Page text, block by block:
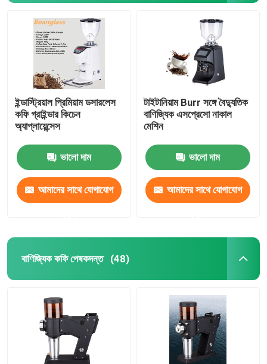
ইন্ডাস্ট্রিয়াল প্রিমিয়াম ডসারলেস
কফি গ্রাইন্ডার কিচেন
অ্যাপ্লায়েন্সেস
ভালো দাম
আমাদের সাথে যোগাযোগ
টাইটানিয়াম Burr সঙ্গে বৈদ্যুতিক
বাণিজ্যিক এসপ্রেসো নাকাল
মেশিন
ভালো দাম
আমাদের সাথে যোগাযোগ
বাণিজ্যিক কফি পেষকদন্ত (48)